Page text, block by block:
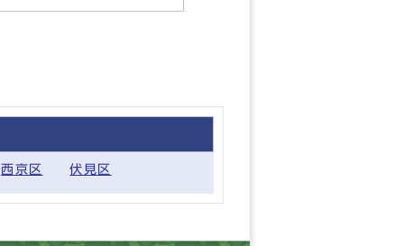
西京区 伏見区